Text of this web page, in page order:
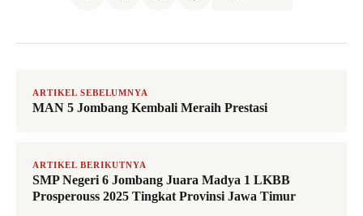
ARTIKEL SEBELUMNYA
MAN 5 Jombang Kembali Meraih Prestasi
ARTIKEL BERIKUTNYA
SMP Negeri 6 Jombang Juara Madya 1 LKBB
Prosperouss 2025 Tingkat Provinsi Jawa Timur